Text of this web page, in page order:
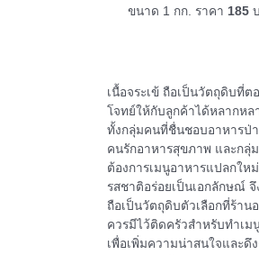
ขนาด 1 กก. ราคา 185
เนื้อจระเข้ ถือเป็นวัตถุดิบที่ต
โจทย์ให้กับลูกค้าได้หลากหล
ทั้งกลุ่มคนที่ชื่นชอบอาหารป่
คนรักอาหารสุขภาพ และกลุ่
ต้องการเมนูอาหารแปลกให
รสชาติอร่อยเป็นเอกลักษณ์ จึ
ถือเป็นวัตถุดิบตัวเลือกที่ร้าน
ควรมีไว้ติดครัวสำหรับทำเม
เพื่อเพิ่มความน่าสนใจและดึ